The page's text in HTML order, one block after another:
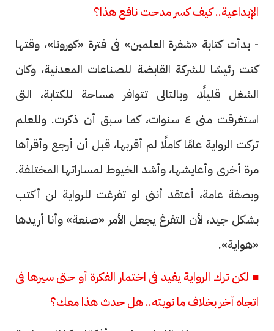
الإبداعية.. كيف كسر مدحت نافع هذا؟
- بدأت كتابة «شفرة العلمين» فى فترة «كورونا»، وقتها
كنت رئيسًا للشركة القابضة للصناعات المعدنية، وكان
الشغل قليلًا، وبالتالى تتوافر مساحة للكتابة، التى
استغرقت منى ٤ سنوات، كما سبق أن ذكرت. وللعلم
تركت الرواية عامًا كاملًا لم أقربها، قبل أن أرجع وأقرأها
مرة أخرى وأعايشها، وأشد الخيوط لمساراتها المختلفة.
وبصفة عامة، أعتقد أننى لو تفرغت للرواية لن أكتب
بشكل جيد، لأن التفرغ يجعل الأمر «صنعة» وأنا أريدها
«هواية».
■ لكن ترك الرواية يفيد فى اختمار الفكرة أو حتى سيرها فى
اتجاه آخر بخلاف ما نويته.. هل حدث هذا معك؟